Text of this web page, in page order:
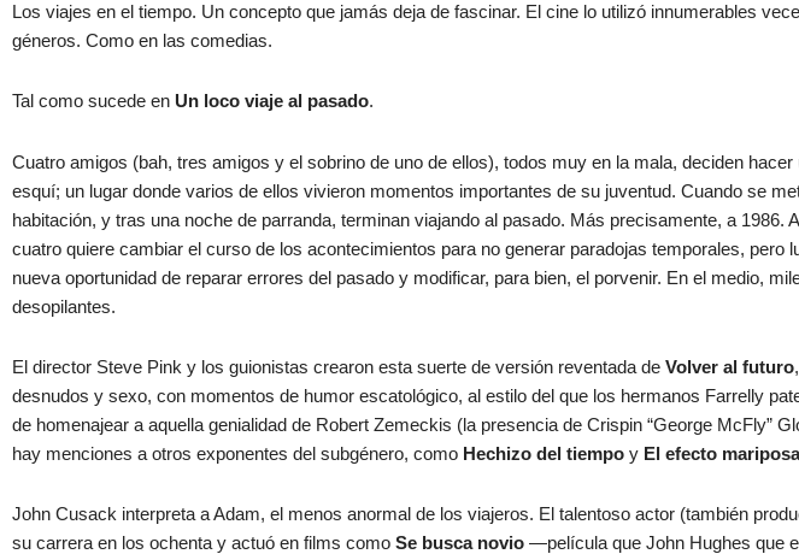
Los viajes en el tiempo. Un concepto que jamás deja de fascinar. El cine lo utilizó innumerables
géneros. Como en las comedias.
Tal como sucede en Un loco viaje al pasado.
Cuatro amigos (bah, tres amigos y el sobrino de uno de ellos), todos muy en la mala, deciden
esquí; un lugar donde varios de ellos vivieron momentos importantes de su juventud. Cuando se
habitación, y tras una noche de parranda, terminan viajando al pasado. Más precisamente, a 1986.
cuatro quiere cambiar el curso de los acontecimientos para no generar paradojas temporales, pero
nueva oportunidad de reparar errores del pasado y modificar, para bien, el porvenir. En el medio,
desopilantes.
El director Steve Pink y los guionistas crearon esta suerte de versión reventada de Volver al futuro
desnudos y sexo, con momentos de humor escatológico, al estilo del que los hermanos Farrelly
de homenajear a aquella genialidad de Robert Zemeckis (la presencia de Crispin “George McFly”
hay menciones a otros exponentes del subgénero, como Hechizo del tiempo y El efecto mariposa
John Cusack interpreta a Adam, el menos anormal de los viajeros. El talentoso actor (también
su carrera en los ochenta y actuó en films como Se busca novio —película que John Hughes que